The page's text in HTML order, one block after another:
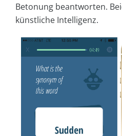
Betonung beantworten.
künstliche Intelligenz.